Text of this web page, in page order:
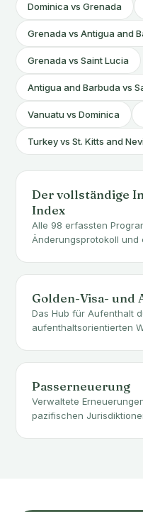
Dominica vs Grenada
Grenada vs Antigua and
Grenada vs Saint Lucia
Antigua and Barbuda vs
Vanuatu vs Dominica
Turkey vs St. Kitts and
Der vollständige
Index
Alle 98 erfassten
Änderungsprotokoll und
Golden-Visa- und
Das Hub für Aufenthalt
aufenthaltsorientierten
Passerneuerung
Verwaltete
pazifischen